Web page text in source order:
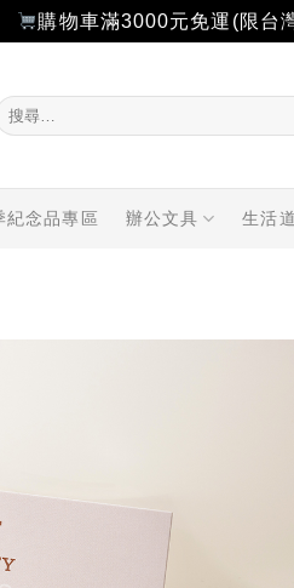
購物車滿3000元免運(限台
紀念品專區 辦公文具 生活